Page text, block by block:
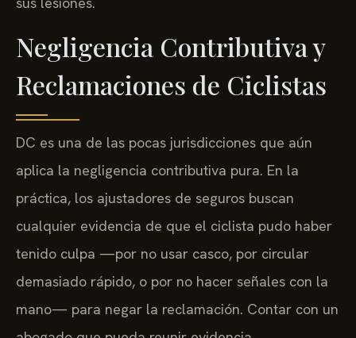
sus lesiones.
Negligencia Contributiva y
Reclamaciones de Ciclistas
DC es una de las pocas jurisdicciones que aún
aplica la negligencia contributiva pura. En la
práctica, los ajustadores de seguros buscan
cualquier evidencia de que el ciclista pudo haber
tenido culpa —por no usar casco, por circular
demasiado rápido, o por no hacer señales con la
mano— para negar la reclamación. Contar con un